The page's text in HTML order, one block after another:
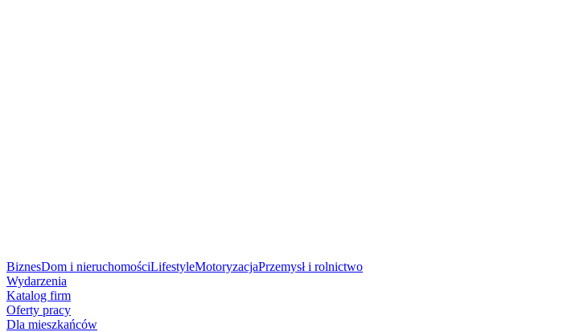
BiznesDom i nieruchomościLifestyleMotoryzacjaPrzemysł i rolnictwo
Wydarzenia
Katalog firm
Oferty pracy
Dla mieszkańców